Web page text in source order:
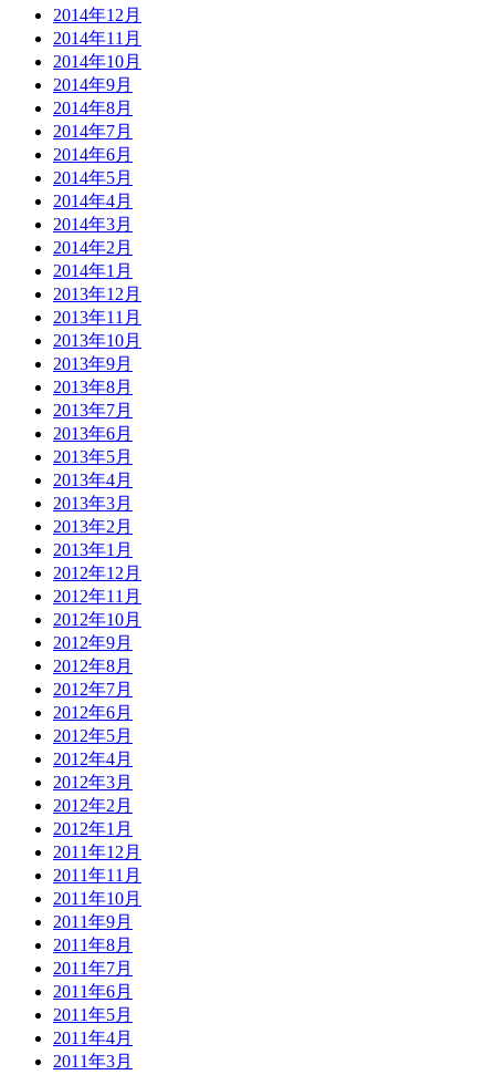
2014年12月
2014年11月
2014年10月
2014年9月
2014年8月
2014年7月
2014年6月
2014年5月
2014年4月
2014年3月
2014年2月
2014年1月
2013年12月
2013年11月
2013年10月
2013年9月
2013年8月
2013年7月
2013年6月
2013年5月
2013年4月
2013年3月
2013年2月
2013年1月
2012年12月
2012年11月
2012年10月
2012年9月
2012年8月
2012年7月
2012年6月
2012年5月
2012年4月
2012年3月
2012年2月
2012年1月
2011年12月
2011年11月
2011年10月
2011年9月
2011年8月
2011年7月
2011年6月
2011年5月
2011年4月
2011年3月